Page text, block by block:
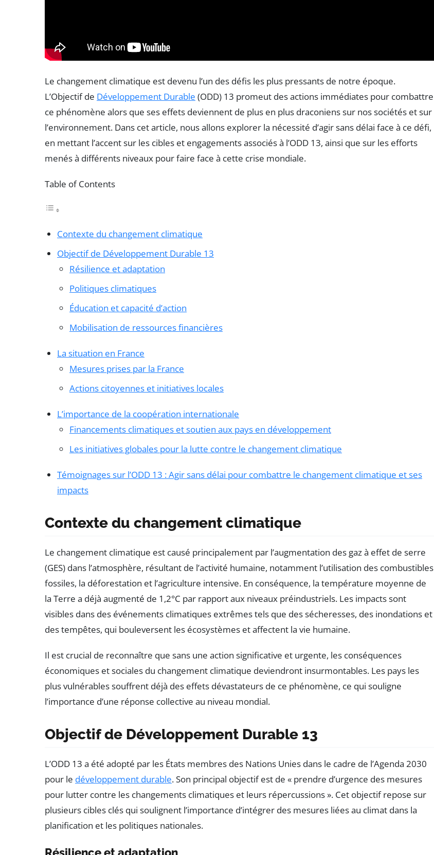
Le changement climatique est devenu l’un des défis les plus pressants de notre époque.
L’Objectif de Développement Durable (ODD) 13 promeut des actions immédiates pour combattre
ce phénomène alors que ses effets deviennent de plus en plus draconiens sur nos sociétés et sur
l’environnement. Dans cet article, nous allons explorer la nécessité d’agir sans délai face à ce défi,
en mettant l’accent sur les cibles et engagements associés à l’ODD 13, ainsi que sur les efforts
menés à différents niveaux pour faire face à cette crise mondiale.
Table of Contents
Contexte du changement climatique
Objectif de Développement Durable 13
Résilience et adaptation
Politiques climatiques
Éducation et capacité d’action
Mobilisation de ressources financières
La situation en France
Mesures prises par la France
Actions citoyennes et initiatives locales
L’importance de la coopération internationale
Financements climatiques et soutien aux pays en développement
Les initiatives globales pour la lutte contre le changement climatique
Témoignages sur l’ODD 13 : Agir sans délai pour combattre le changement climatique et ses
impacts
Contexte du changement climatique
Le changement climatique est causé principalement par l’augmentation des gaz à effet de serre
(GES) dans l’atmosphère, résultant de l’activité humaine, notamment l’utilisation des combustibles
fossiles, la déforestation et l’agriculture intensive. En conséquence, la température moyenne de
la Terre a déjà augmenté de 1,2°C par rapport aux niveaux préindustriels. Les impacts sont
visibles dans des événements climatiques extrêmes tels que des sécheresses, des inondations et
des tempêtes, qui bouleversent les écosystèmes et affectent la vie humaine.
Il est crucial de reconnaître que sans une action significative et urgente, les conséquences
économiques et sociales du changement climatique deviendront insurmontables. Les pays les
plus vulnérables souffrent déjà des effets dévastateurs de ce phénomène, ce qui souligne
l’importance d’une réponse collective au niveau mondial.
Objectif de Développement Durable 13
L’ODD 13 a été adopté par les États membres des Nations Unies dans le cadre de l’Agenda 2030
pour le développement durable. Son principal objectif est de « prendre d’urgence des mesures
pour lutter contre les changements climatiques et leurs répercussions ». Cet objectif repose sur
plusieurs cibles clés qui soulignent l’importance d’intégrer des mesures liées au climat dans la
planification et les politiques nationales.
Résilience et adaptation